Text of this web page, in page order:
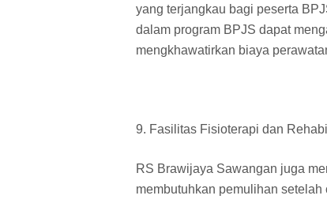
yang terjangkau bagi peserta
dalam program BPJS dapat
mengkhawatirkan biaya
9. Fasilitas Fisioterapi dan
RS Brawijaya Sawangan juga
membutuhkan pemulihan